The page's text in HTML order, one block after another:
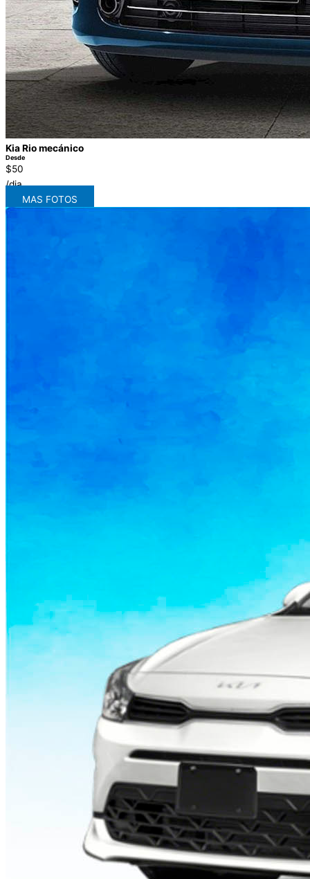
Kia Rio mecánico
Desde
$50
/dia
MAS FOTOS